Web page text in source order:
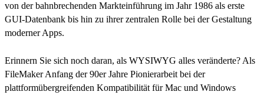
von der bahnbrechenden Markteinführung im Jahr 1986 als erste
GUI-Datenbank bis hin zu ihrer zentralen Rolle bei der Gestaltung
moderner Apps.
Erinnern Sie sich noch daran, als WYSIWYG alles veränderte? Als
FileMaker Anfang der 90er Jahre Pionierarbeit bei der
plattformübergreifenden Kompatibilität für Mac und Windows